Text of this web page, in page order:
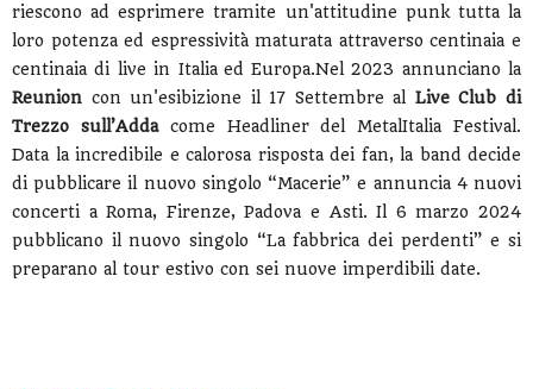
riescono ad esprimere tramite un'attitudine punk tutta la
loro potenza ed espressività maturata attraverso centinaia e
centinaia di live in Italia ed Europa.Nel 2023 annunciano la
Reunion con un'esibizione il 17 Settembre al Live Club di
Trezzo sull’Addacome Headliner del MetalItalia Festival.
Data la incredibile e calorosa risposta dei fan, la band decide
di pubblicare il nuovo singolo “Macerie” e annuncia 4 nuovi
concerti a Roma, Firenze, Padova e Asti. Il 6 marzo 2024
pubblicano il nuovo singolo “La fabbrica dei perdenti” e si
preparano al tour estivo con sei nuove imperdibili date.